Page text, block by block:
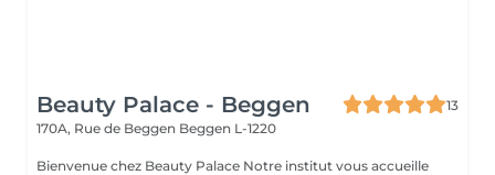
Beauty Palace - Beggen
13
170A, Rue de Beggen Beggen L-1220
Bienvenue chez Beauty Palace Notre institut vous accueille